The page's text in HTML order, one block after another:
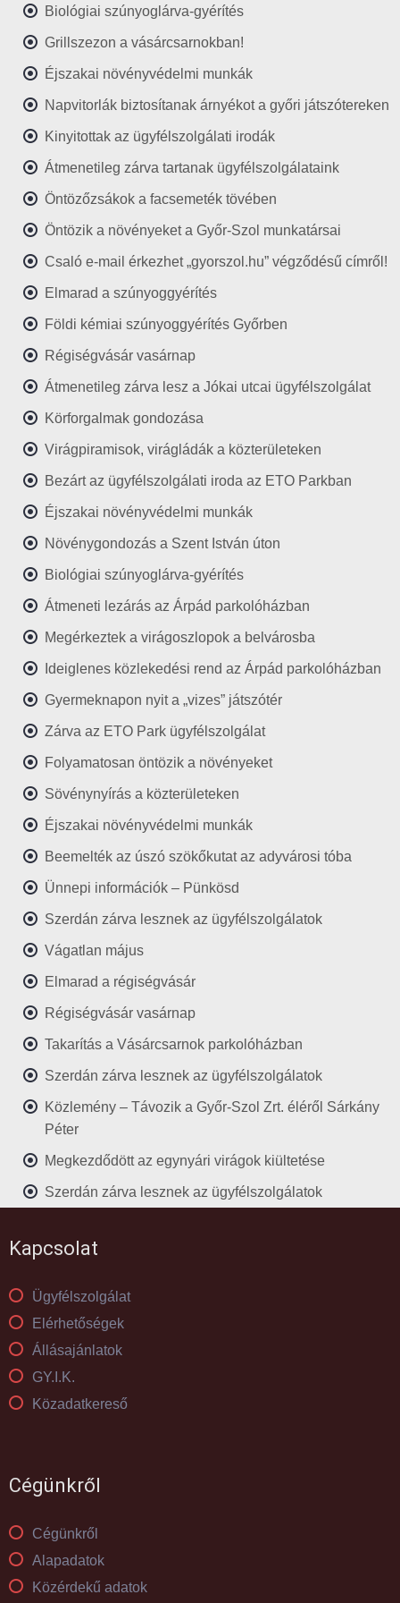
Biológiai szúnyoglárva-gyérítés
Grillszezon a vásárcsarnokban!
Éjszakai növényvédelmi munkák
Napvitorlák biztosítanak árnyékot a győri játszótereken
Kinyitottak az ügyfélszolgálati irodák
Átmenetileg zárva tartanak ügyfélszolgálataink
Öntözőzsákok a facsemeték tövében
Öntözik a növényeket a Győr-Szol munkatársai
Csaló e-mail érkezhet „gyorszol.hu” végződésű címről!
Elmarad a szúnyoggyérítés
Földi kémiai szúnyoggyérítés Győrben
Régiségvásár vasárnap
Átmenetileg zárva lesz a Jókai utcai ügyfélszolgálat
Körforgalmak gondozása
Virágpiramisok, virágládák a közterületeken
Bezárt az ügyfélszolgálati iroda az ETO Parkban
Éjszakai növényvédelmi munkák
Növénygondozás a Szent István úton
Biológiai szúnyoglárva-gyérítés
Átmeneti lezárás az Árpád parkolóházban
Megérkeztek a virágoszlopok a belvárosba
Ideiglenes közlekedési rend az Árpád parkolóházban
Gyermeknapon nyit a „vizes” játszótér
Zárva az ETO Park ügyfélszolgálat
Folyamatosan öntözik a növényeket
Sövénynyírás a közterületeken
Éjszakai növényvédelmi munkák
Beemelték az úszó szökőkutat az adyvárosi tóba
Ünnepi információk – Pünkösd
Szerdán zárva lesznek az ügyfélszolgálatok
Vágatlan május
Elmarad a régiségvásár
Régiségvásár vasárnap
Takarítás a Vásárcsarnok parkolóházban
Szerdán zárva lesznek az ügyfélszolgálatok
Közlemény – Távozik a Győr-Szol Zrt. éléről Sárkány
Péter
Megkezdődött az egynyári virágok kiültetése
Szerdán zárva lesznek az ügyfélszolgálatok
Kapcsolat
Ügyfélszolgálat
Elérhetőségek
Állásajánlatok
GY.I.K.
Közadatkereső
Cégünkről
Cégünkről
Alapadatok
Közérdekű adatok